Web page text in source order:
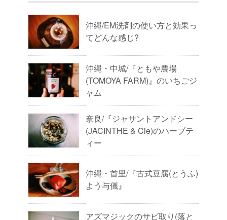
沖縄/EM洗剤の使い方と効果っ
てどんな感じ?
沖縄・中城/『ともや農場
(TOMOYA FARM)』のいちごジ
ャム
奈良/『ジャサントアンドシー
(JACINTHE & Cie)のハーブテ
ィー
沖縄・首里/『古式豆腐(とうふ)
よう与儀』
アズマジックのサビ取り(落と